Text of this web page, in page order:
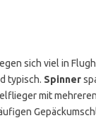
sich viel in
typisch. Spinner
mit